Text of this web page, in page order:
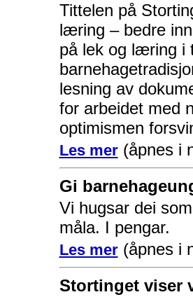
Tittelen på
læring – bedre
på lek og læring i
lesning av
for arbeidet med
optimismen
Les mer(åpnes i
Gi
Vi hugsar dei
måla. I pengar.
Les mer(åpnes i
Stortinget viser